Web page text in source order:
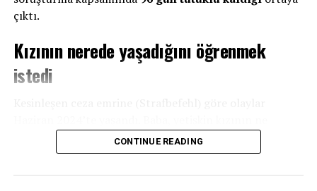
Ağrılı cilt kızarıklıkları
Deride döküntü ve iltihaplanma
Göz ve solunum yolu tahrişi
Uzmanlar, doğrudan temasın şart olmadığını vurguluyor.
Rüzgârın taşıdığı kıllar yüzlerce metre uzağa kadar
çıktı.
Kızının nerede yaşadığını öğrenmek
istedi
yaptığını ve nerede yaşadığını öğrenmek amacıyla
Haziran tarihleri arasındakızını birkaç gün boyunca
CONTINUE READING